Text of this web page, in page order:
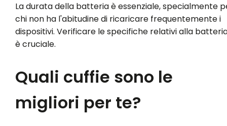
La durata della batteria è essenziale, specialmente
chi non ha l'abitudine di ricaricare frequentemente i
dispositivi. Verificare le specifiche relativi alla
è cruciale.
Quali cuffie sono le
migliori per te?